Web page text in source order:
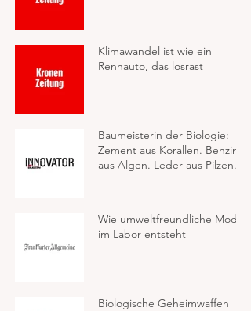
Klimawandel ist wie ein
Rennauto, das losrast
Baumeisterin der Biologie:
Zement aus Korallen. Benzin
aus Algen. Leder aus Pilzen.
Wie umweltfreundliche Mode
im Labor entsteht
Biologische Geheimwaffen